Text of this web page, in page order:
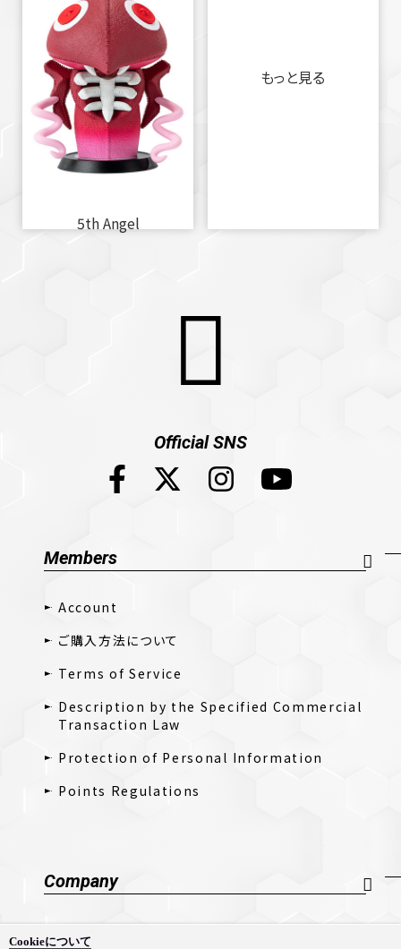
Cookieについて
5th Angel
もっと見る
Official SNS
Members
Account
ご購入方法について
Terms of Service
Description by the Specified Commercial
Transaction Law
Protection of Personal Information
Points Regulations
Company
Company Profile